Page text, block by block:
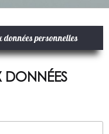
données personnelles
DONNÉES